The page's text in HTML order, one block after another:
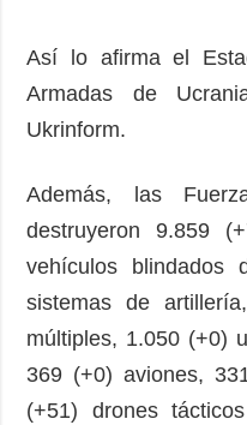
emergencias
ADICIONAL
Podcasts
Entrevistas
Fotos
Releases
Así lo afirma el
Armadas de
Ukrinform.
Además, las
destruyeron 9.859
vehículos blindados
sistemas de
múltiples, 1.050 (+0)
369 (+0) aviones,
(+51) drones